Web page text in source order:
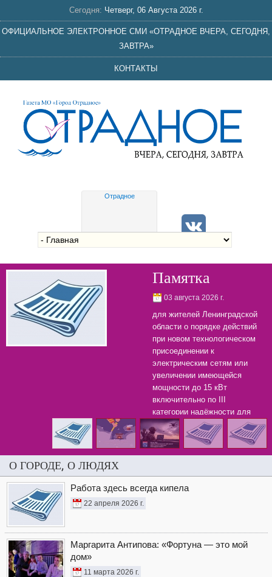
Сегодня: Четверг, 06 Августа 2026 г.
ОФИЦИАЛЬНОЕ ЭЛЕКТРОННОЕ СМИ «ОТРАДНОЕ ВЧЕРА, СЕГОДНЯ,
ЗАВТРА»
КОНТАКТЫ
Отрадное
Памятка
03 августа 2026 г.
для жителей Ленинградской
области о порядке действий
при новом технологическом
присоединении к
электрическим сетям или
увеличении имеющейся
мощности до 15 кВт
включительно по III
категории надёжности для
бытовых нужд.
О ГОРОДЕ, О ЛЮДЯХ
Работа здесь всегда кипела
22 апреля 2026 г.
Маргарита Антипова: «Фортуна — это мой
дом»
11 марта 2026 г.